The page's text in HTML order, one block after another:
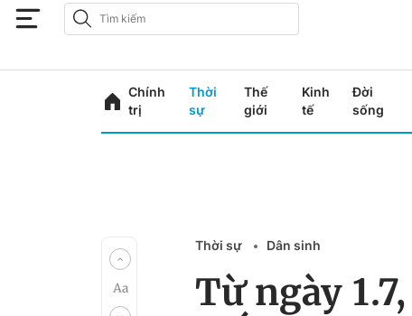
Chính
trị
Thời
sự
Thế
giới
Kinh
tế
Đời
sống
Thời sự Dân sinh
Từ ngày